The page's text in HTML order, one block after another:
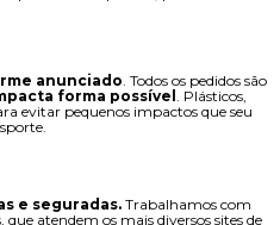
anunciado . Todos os pedidos são
forma possível
. Plásticos,
evitar pequenos impactos que seu
e seguradas.Trabalhamos com
atendem os mais diversos sites de